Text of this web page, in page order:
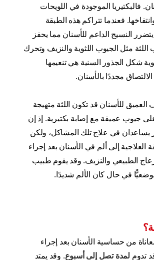
فالبكتيريا الموجودة في اللويحات
فعندما تتراكم هذه الطبقة
يتضرر النسيج الداعم للأسنان مما يحفز
مثل الجيوب اللثوية والنزيف وتحرك
شكل الجذور السنية هي تنعيمها
مجددًا بالأسنان.
للأسنان قد تكون اللثة متهيجة
جيوب عميقة مع إصابة بكتيرية. إذ إن
يساعدان في علاج تلك المشاكل، ولكن
العلاجية إلى ألم في الأسنان بعد إجراء
الطبيعي والنزيف. وقد يقوم طبيب
في حال كان الألم شديدًا.
من حساسية الأسنان بعد إجراء
تدوم لمدة تصل إلى أسبوع. وقد يمتد